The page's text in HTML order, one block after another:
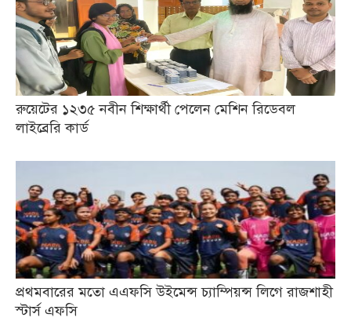
রুয়েটের ১২৩৫ নবীন শিক্ষার্থী পেলেন মেশিন রিডেবল
লাইব্রেরি কার্ড
প্রথমবারের মতো এএফসি উইমেন্স চ্যাম্পিয়ন্স লিগে রাজশাহী
স্টার্স এফসি